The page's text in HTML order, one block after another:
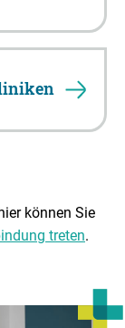
können Sie
treten.